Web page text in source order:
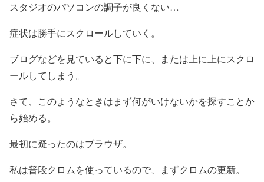
スタジオのパソコンの調子が良くない…
症状は勝手にスクロールしていく。
ブログなどを見ていると下に下に、または上に上にスクロ
ールしてしまう。
さて、このようなときはまず何がいけないかを探すことか
ら始める。
最初に疑ったのはブラウザ。
私は普段クロムを使っているので、まずクロムの更新。